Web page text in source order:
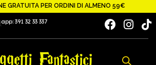
GRATUITA PER ORDINI DI ALMENO 59€
391 32 33 337